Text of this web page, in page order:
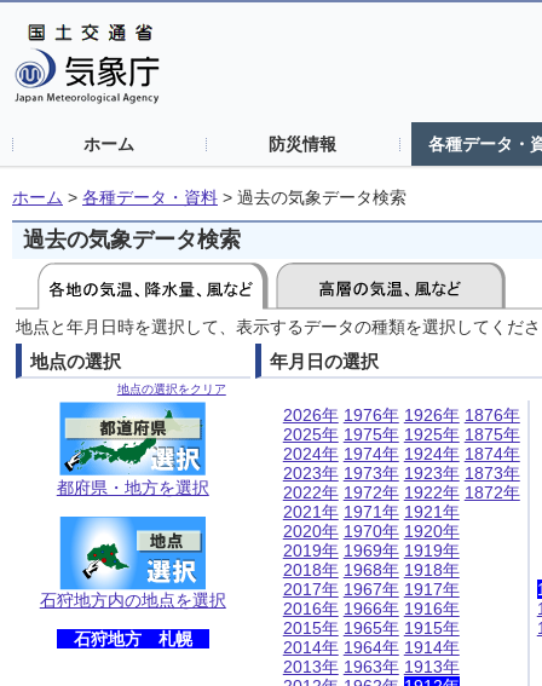
ホーム 防災情報 各種データ・
ホーム > 各種データ・資料 > 過去の気象データ検索
過去の気象データ検索
地点と年月日時を選択して、表示するデータの種類を選択してくだ
地点の選択
地点の選択をクリア
都府県・地方を選択
石狩地方内の地点を選択
石狩地方 札幌
年月日の選択
2026年
2025年
2024年
2023年
2022年
2021年
2020年
2019年
2018年
2017年
2016年
2015年
2014年
2013年
1976年
1975年
1974年
1973年
1972年
1971年
1970年
1969年
1968年
1967年
1966年
1965年
1964年
1963年
1926年
1925年
1924年
1923年
1922年
1921年
1920年
1919年
1918年
1917年
1916年
1915年
1914年
1913年
1876年
1875年
1874年
1873年
1872年